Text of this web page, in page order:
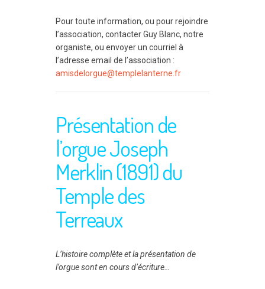
Pour toute information, ou pour rejoindre
l’association, contacter Guy Blanc, notre
organiste, ou envoyer un courriel à
l’adresse email de l’association :
amisdelorgue@templelanterne.fr
Présentation de
l’orgue Joseph
Merklin (1891) du
Temple des
Terreaux
L’histoire complète et la présentation de
l’orgue sont en cours d’écriture…